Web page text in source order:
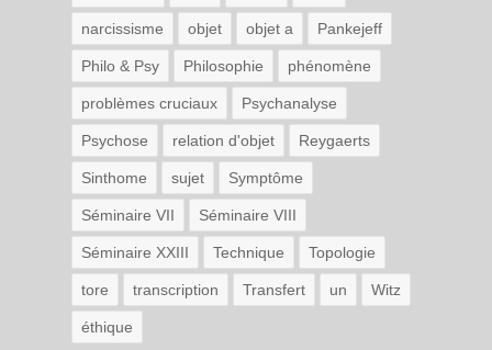
narcissisme objet objet a Pankejeff
Philo & Psy Philosophie phénomène
problèmes cruciaux Psychanalyse
Psychose relation d'objet Reygaerts
Sinthome sujet Symptôme
Séminaire VII Séminaire VIII
Séminaire XXIII Technique Topologie
tore transcription Transfert un Witz
éthique